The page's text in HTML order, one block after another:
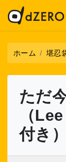
ホーム 堪忍
ただ
（
付き）